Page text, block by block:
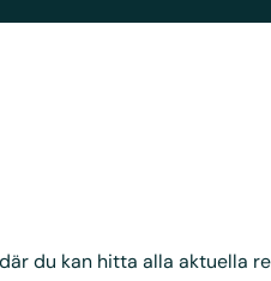
du kan hitta alla aktuella